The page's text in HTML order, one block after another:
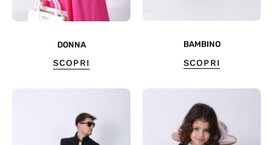
DONNA
SCOPRI
BAMBINO
SCOPRI